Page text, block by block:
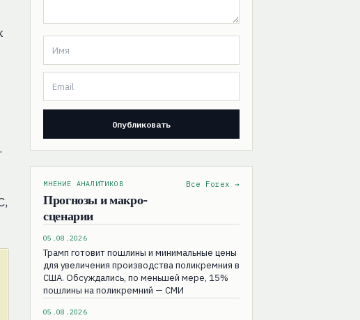
МНЕНИЕ АНАЛИТИКОВ
Прогнозы и макро-
сценарии
Все Forex →
05.08.2026
Трамп готовит пошлины и минимальные цены
для увеличения производства поликремния в
США. Обсуждались, по меньшей мере, 15%
пошлины на поликремний — СМИ
05.08.2026